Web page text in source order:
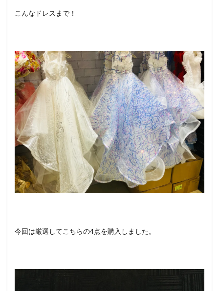
こんなドレスまで！
今回は厳選してこちらの4点を購入しました。